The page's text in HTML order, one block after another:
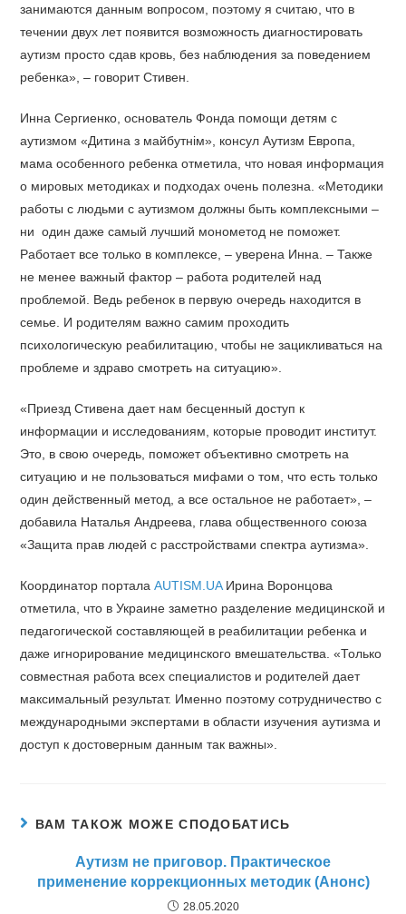
занимаются данным вопросом, поэтому я считаю, что в
течении двух лет появится возможность диагностировать
аутизм просто сдав кровь, без наблюдения за поведением
ребенка», – говорит Стивен.
Инна Сергиенко, основатель Фонда помощи детям с
аутизмом «Дитина з майбутнім», консул Аутизм Европа,
мама особенного ребенка отметила, что новая информация
о мировых методиках и подходах очень полезна. «Методики
работы с людьми с аутизмом должны быть комплексными –
ни один даже самый лучший монометод не поможет.
Работает все только в комплексе, – уверена Инна. – Также
не менее важный фактор – работа родителей над
проблемой. Ведь ребенок в первую очередь находится в
семье. И родителям важно самим проходить
психологическую реабилитацию, чтобы не зацикливаться на
проблеме и здраво смотреть на ситуацию».
«Приезд Стивена дает нам бесценный доступ к
информации и исследованиям, которые проводит институт.
Это, в свою очередь, поможет объективно смотреть на
ситуацию и не пользоваться мифами о том, что есть только
один действенный метод, а все остальное не работает», –
добавила Наталья Андреева, глава общественного союза
«Защита прав людей с расстройствами спектра аутизма».
Координатор порталаAUTISM.UAИрина Воронцова
отметила, что в Украине заметно разделение медицинской и
педагогической составляющей в реабилитации ребенка и
даже игнорирование медицинского вмешательства. «Только
совместная работа всех специалистов и родителей дает
максимальный результат. Именно поэтому сотрудничество с
международными экспертами в области изучения аутизма и
доступ к достоверным данным так важны».
ВАМ ТАКОЖ МОЖЕ СПОДОБАТИСЬ
Аутизм не приговор. Практическое
применение коррекционных методик (Анонс)
28.05.2020